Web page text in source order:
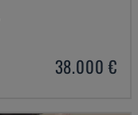
38.000 €